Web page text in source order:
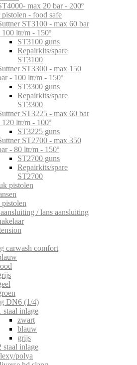
max 20 bar - 200º
pistolen - food safe
ST3100 - max 60 bar
100 ltr/m - 150º
ST3100 guns
Repairkits/spare
ST3100
ST3300 - max 150
- 100 ltr/m - 150º
ST3300 guns
Repairkits/spare
ST3300
ST3225 - max 60 bar
120 ltr/m - 100º
ST3225 guns
ST2700 - max 350
- 80 ltr/m - 150º
ST2700 guns
Repairkits/spare
ST2700
pistolen
pistolen
/ lans aansluiting
carwash comfort
DN6 (1/4)
staal inlage
zwart
blauw
grijs
staal inlage
polya